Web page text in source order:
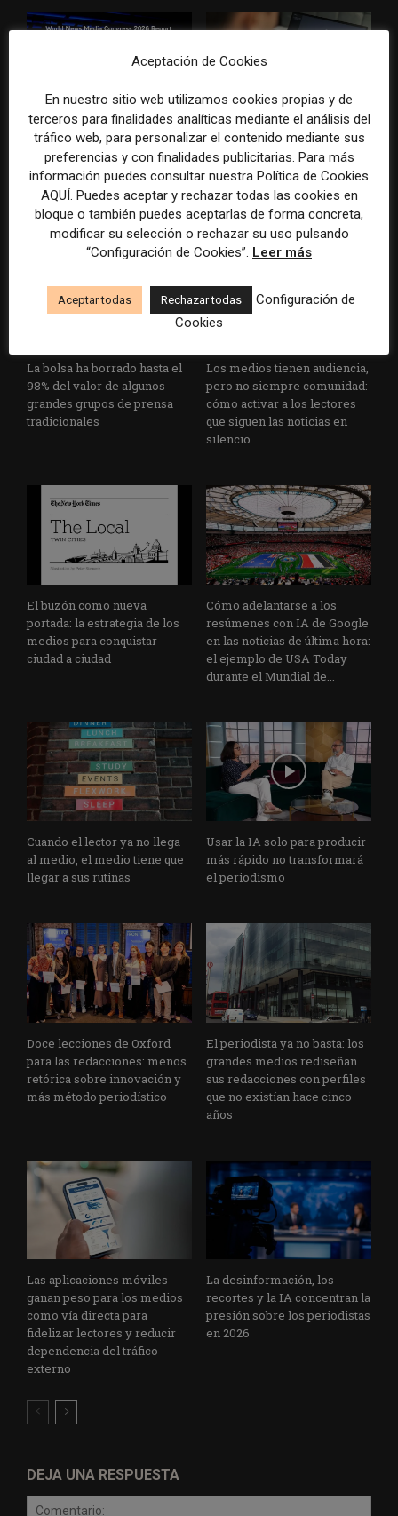
WAN-IFRA reúne las
principales estrategias de los
medios ante la IA, la pérdida
de ingresos y los cambios de
consumo
Veinte ejemplos de uso de la
IA en redacciones, productos
y negocios periodísticos
La bolsa ha borrado hasta el
98% del valor de algunos
grandes grupos de prensa
tradicionales
Los medios tienen audiencia,
pero no siempre comunidad:
cómo activar a los lectores
que siguen las noticias en
silencio
El buzón como nueva
portada: la estrategia de los
medios para conquistar
ciudad a ciudad
Cómo adelantarse a los
resúmenes con IA de Google
en las noticias de última hora:
el ejemplo de USA Today
durante el Mundial de...
Cuando el lector ya no llega
al medio, el medio tiene que
llegar a sus rutinas
Usar la IA solo para producir
más rápido no transformará
el periodismo
Doce lecciones de Oxford
para las redacciones: menos
retórica sobre innovación y
más método periodístico
El periodista ya no basta: los
grandes medios rediseñan
sus redacciones con perfiles
que no existían hace cinco
años
Las aplicaciones móviles
ganan peso para los medios
como vía directa para
fidelizar lectores y reducir
dependencia del tráfico
externo
La desinformación, los
recortes y la IA concentran la
presión sobre los periodistas
en 2026
DEJA UNA RESPUESTA
Aceptación de Cookies
En nuestro sitio web utilizamos cookies propias y de
terceros para finalidades analíticas mediante el análisis del
tráfico web, para personalizar el contenido mediante sus
preferencias y con finalidades publicitarias. Para más
información puedes consultar nuestra Política de Cookies
AQUÍ. Puedes aceptar y rechazar todas las cookies en
bloque o también puedes aceptarlas de forma concreta,
modificar su selección o rechazar su uso pulsando
“Configuración de Cookies”. Leer más
Aceptar todas Rechazar todas
Configuración de
Cookies